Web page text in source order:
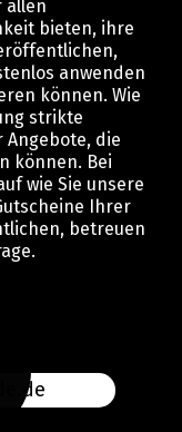
allen
bieten, ihre
anwenden
können. Wie
strikte
Angebote, die
können. Bei
wie Sie unsere
Ihrer
betreuen